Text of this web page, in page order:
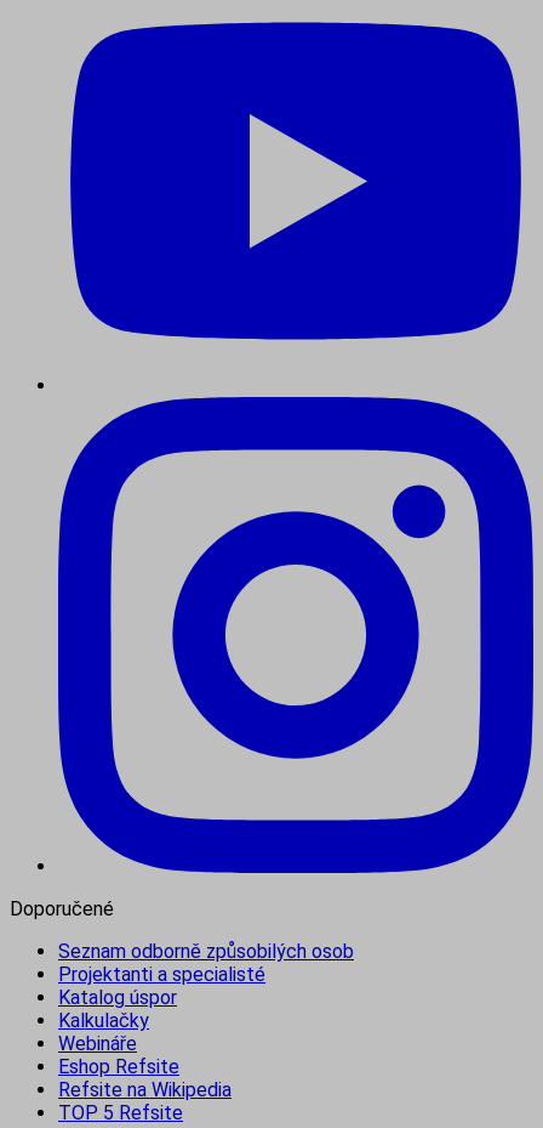
Doporučené
Seznam odborně způsobilých osob
Projektanti a specialisté
Katalog úspor
Kalkulačky
Webináře
Eshop Refsite
Refsite na Wikipedia
TOP 5 Refsite